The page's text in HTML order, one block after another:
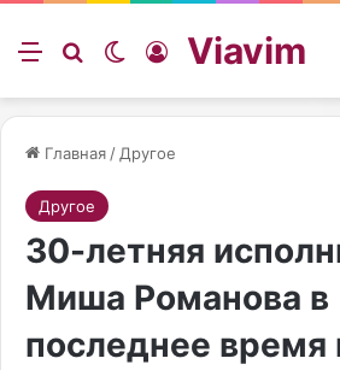
Меню ИскатьSwitch skin
Войти
Viavim
Главная / Другое
Другое
30-летняя
Миша Романова в
последнее время